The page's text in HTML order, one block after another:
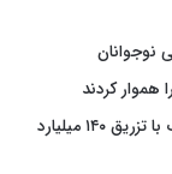
نوجوانان
کردند
مهار موج تعدیل نیروی شرکت‌های فناور پس از جنگ با تزریق ۱۴۰ میلیارد